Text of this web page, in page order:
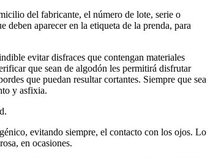
del fabricante, el número de lote, serie o
aparecer en la etiqueta de la prenda, para
evitar disfraces que contengan materiales
que sean de algodón les permitirá disfrutar
que puedan resultar cortantes. Siempre que sea
y asfixia.
evitando siempre, el contacto con los ojos. Lo
en ocasiones.